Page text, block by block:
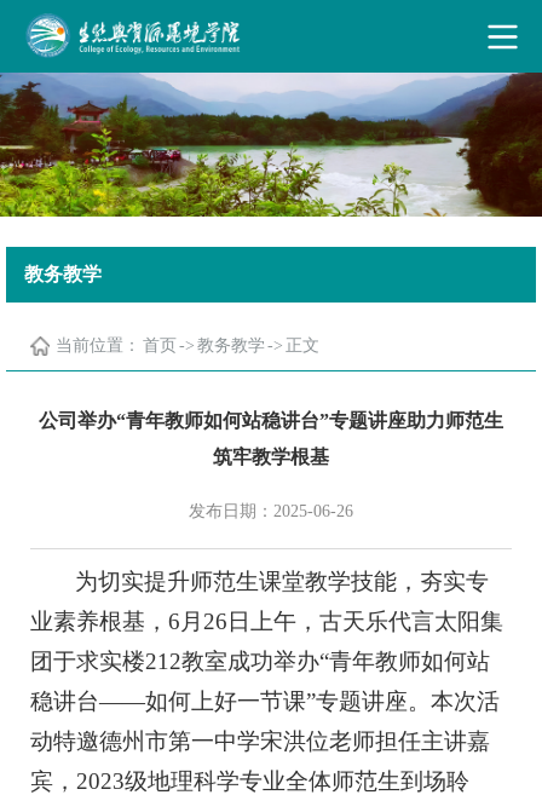
古天乐代言太阳集团·(中国)能源有限公司
教务教学
当前位置： 首页 -> 教务教学 -> 正文
公司举办“青年教师如何站稳讲台”专题讲座助力师范生
筑牢教学根基
发布日期：2025-06-26
为切实提升师范生课堂教学技能，夯实专
业素养根基，6月26日上午，古天乐代言太阳集
团于求实楼212教室成功举办“青年教师如何站
稳讲台——如何上好一节课”专题讲座。本次活
动特邀德州市第一中学宋洪位老师担任主讲嘉
宾，2023级地理科学专业全体师范生到场聆